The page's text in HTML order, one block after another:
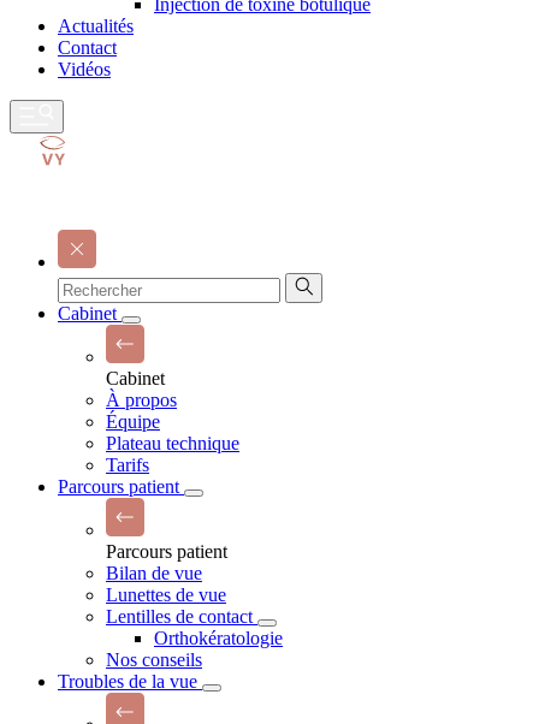
Injection de toxine botulique
Actualités
Contact
Vidéos
Cabinet
Cabinet
À propos
Équipe
Plateau technique
Tarifs
Parcours patient
Parcours patient
Bilan de vue
Lunettes de vue
Lentilles de contact
Orthokératologie
Nos conseils
Troubles de la vue